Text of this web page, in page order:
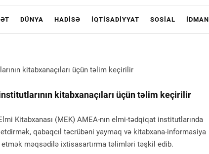
edəcək
DÜNYA HADISƏ İQTISADIYYAT SOSIAL İDMAN
kitabxanaçıları üçün təlim keçirilir
Kitabxanası (MEK) AMEA-nın elmi-tədqiqat institutlarında
etdirmək, qabaqcıl təcrübəni yaymaq və kitabxana-informasiya
məqsədilə ixtisasartırma təlimləri təşkil edib.